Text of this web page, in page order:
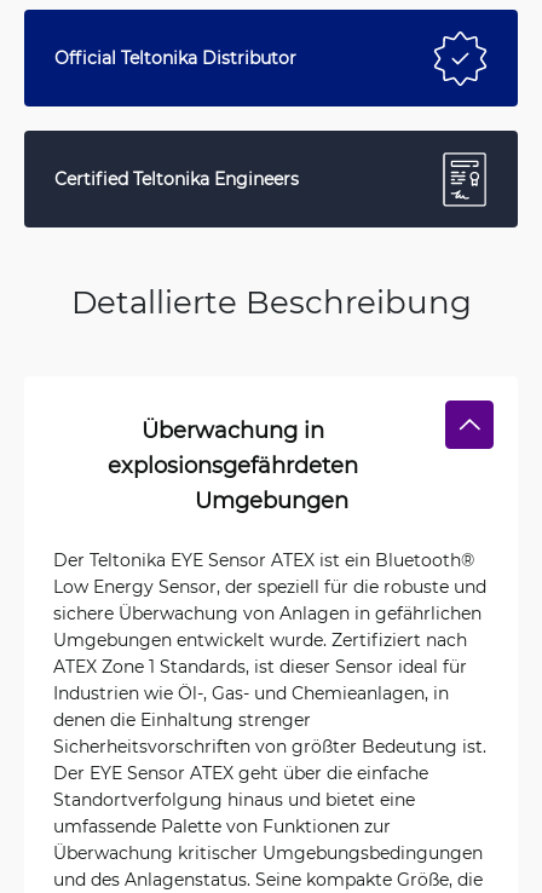
Official Teltonika Distributor
Certified Teltonika Engineers
Detallierte Beschreibung
Überwachung in
explosionsgefährdeten
Umgebungen
Der Teltonika EYE Sensor ATEX ist ein Bluetooth®
Low Energy Sensor, der speziell für die robuste und
sichere Überwachung von Anlagen in gefährlichen
Umgebungen entwickelt wurde. Zertifiziert nach
ATEX Zone 1 Standards, ist dieser Sensor ideal für
Industrien wie Öl-, Gas- und Chemieanlagen, in
denen die Einhaltung strenger
Sicherheitsvorschriften von größter Bedeutung ist.
Der EYE Sensor ATEX geht über die einfache
Standortverfolgung hinaus und bietet eine
umfassende Palette von Funktionen zur
Überwachung kritischer Umgebungsbedingungen
und des Anlagenstatus. Seine kompakte Größe, die